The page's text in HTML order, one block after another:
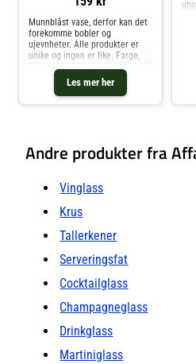
Les mer her
Munnblåst vase, derfor kan det
forekomme bobler og
ujevnheter. Alle produkter er
unike og ingen er like. Farge,
Vaskes for hånd. Ensfarget
glass. Innvendige mål 2,5 cm.
Andre produkter fra
Vinglass
Krus
Tallerkener
Serveringsfat
Cocktailglass
Champagneglass
Drinkglass
Martiniglass